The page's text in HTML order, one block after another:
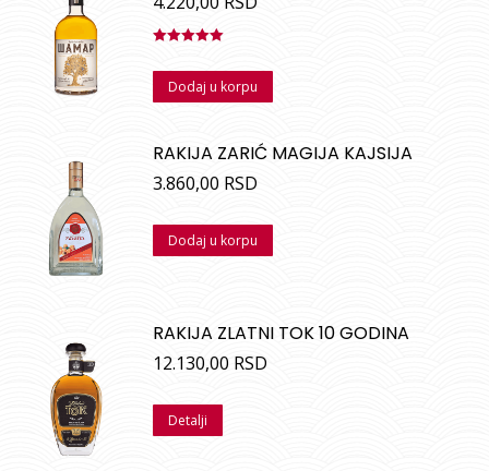
sa5.00od
Dodaj u korpu
RAKIJA ZARIĆ MAGIJA KAJSIJA
3.860,00 RSD
Dodaj u korpu
RAKIJA ZLATNI TOK 10 GODINA
12.130,00 RSD
Detalji